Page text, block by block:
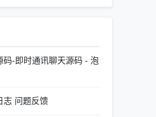
码-即时通讯聊天源码 - 泡
志 问题反馈